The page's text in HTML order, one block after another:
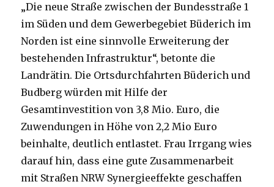
„Die neue Straße zwischen der Bundesstraße 1
im Süden und dem Gewerbegebiet Büderich im
Norden ist eine sinnvolle Erweiterung der
bestehenden Infrastruktur“, betonte die
Landrätin. Die Ortsdurchfahrten Büderich und
Budberg würden mit Hilfe der
Gesamtinvestition von 3,8 Mio. Euro, die
Zuwendungen in Höhe von 2,2 Mio Euro
beinhalte, deutlich entlastet. Frau Irrgang wies
darauf hin, dass eine gute Zusammenarbeit
mit Straßen NRW Synergieeffekte geschaffen